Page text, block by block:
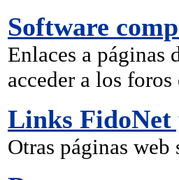
Software
Enlaces a páginas
acceder a los foros
Links FidoNet
Otras páginas